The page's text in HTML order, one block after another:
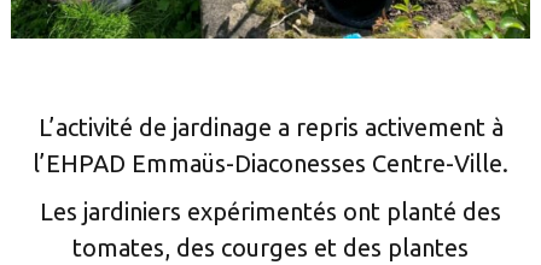
L’activité de jardinage a repris activement à
l’EHPAD Emmaüs-Diaconesses Centre-Ville.
Les jardiniers expérimentés ont planté des
tomates, des courges et des plantes